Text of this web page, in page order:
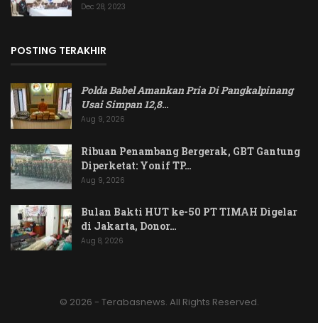
Dec 28, 2023
POSTING TERAKHIR
Polda Babel Amankan Pria Di Pangkalpinang
Usai Simpan 12,8…
Aug 9, 2026
Ribuan Penambang Bergerak, GBT Gantung
Diperketat: Yonif TP…
Aug 9, 2026
Bulan Bakti HUT ke-50 PT TIMAH Digelar
di Jakarta, Donor…
Aug 8, 2026
© 2026 - Terabasnews. All Rights Reserved.